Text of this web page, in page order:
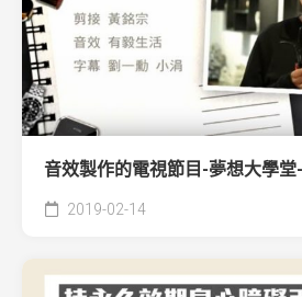
音效製作的電視節目-夢想大學
2019-02-14